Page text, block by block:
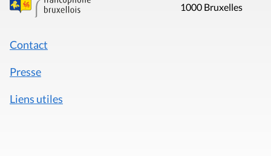
1000 Bruxelles
Contact
Presse
Liens utiles